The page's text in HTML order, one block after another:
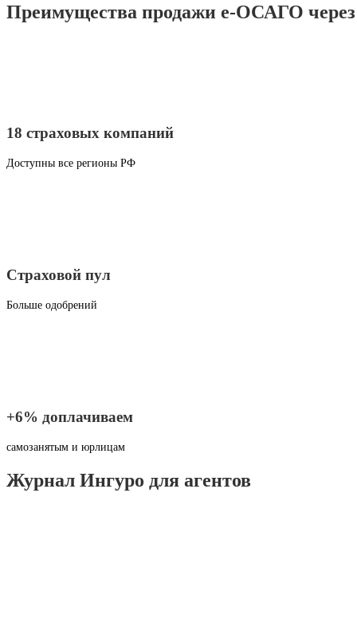
Преимущества продажи е-ОСАГО
18 страховых компаний
Доступны все регионы РФ
Страховой пул
Больше одобрений
+6% доплачиваем
самозанятым и юрлицам
Журнал Ингуро для агентов